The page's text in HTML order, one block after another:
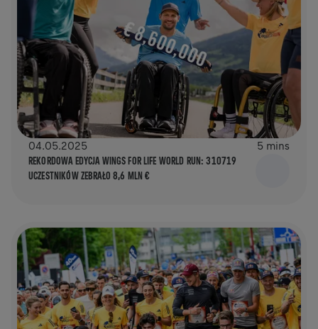
04.05.2025 5 mins
REKORDOWA EDYCJA WINGS FOR LIFE WORLD RUN: 310719
UCZESTNIKÓW ZEBRAŁO 8,6 MLN €